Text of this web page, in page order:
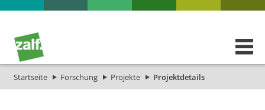
Startseite Forschung Projekte Projektdetails